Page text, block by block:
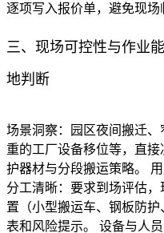
逐项写入报价单，避免现场
三、现场可控性与作业
地判断
场景洞察：园区夜间搬迁
重的工厂设备移位等，直
护器材与分段搬运策略。
分工清晰：要求到场评估
置（小型搬运车、钢板防
表和风险提示。 设备与人